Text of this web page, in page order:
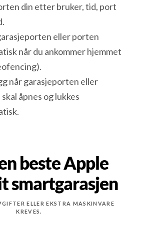
din etter bruker, tid, port
eller porten
når du ankommer hjemmet
når garasjeporten eller
åpnes og lukkes
beste Apple
smartgarasjen
ELLER EKSTRA MASKINVARE
KREVES.